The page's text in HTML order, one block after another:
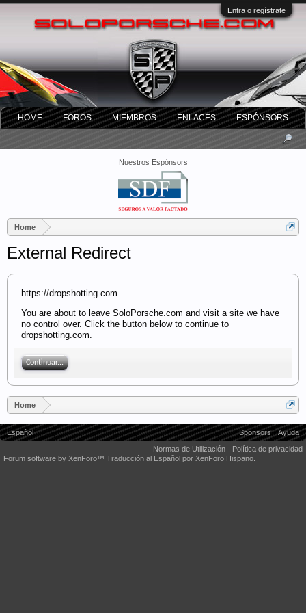
Entra o regístrate
Nuestros Espónsors
Home
External Redirect
https://dropshotting.com
You are about to leave SoloPorsche.com and visit a site we have
no control over. Click the button below to continue to
dropshotting.com.
Continuar...
Home
HOME FOROS MIEMBROS ENLACES ESPÓNSORS
Español Sponsors
Ayuda
Normas de Utilización
Política de privacidad
Forum software by XenForo™ Traducción al Español por XenForo Hispano.